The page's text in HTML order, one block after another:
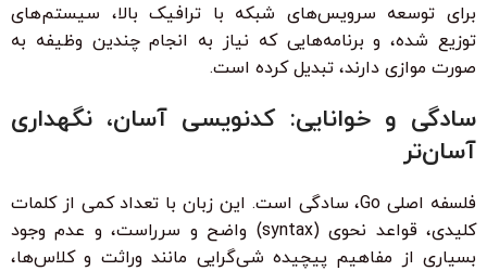
برای توسعه سرویس‌های شبکه با ترافیک بالا، سیستم‌های
توزیع شده، و برنامه‌هایی که نیاز به انجام چندین وظیفه به
صورت موازی دارند، تبدیل کرده است.
سادگی و خوانایی: کدنویسی آسان، نگهداری
آسان‌تر
فلسفه اصلی Go، سادگی است. این زبان با تعداد کمی از کلمات
کلیدی، قواعد نحوی (syntax) واضح و سرراست، و عدم وجود
بسیاری از مفاهیم پیچیده شی‌گرایی مانند وراثت و کلاس‌ها،